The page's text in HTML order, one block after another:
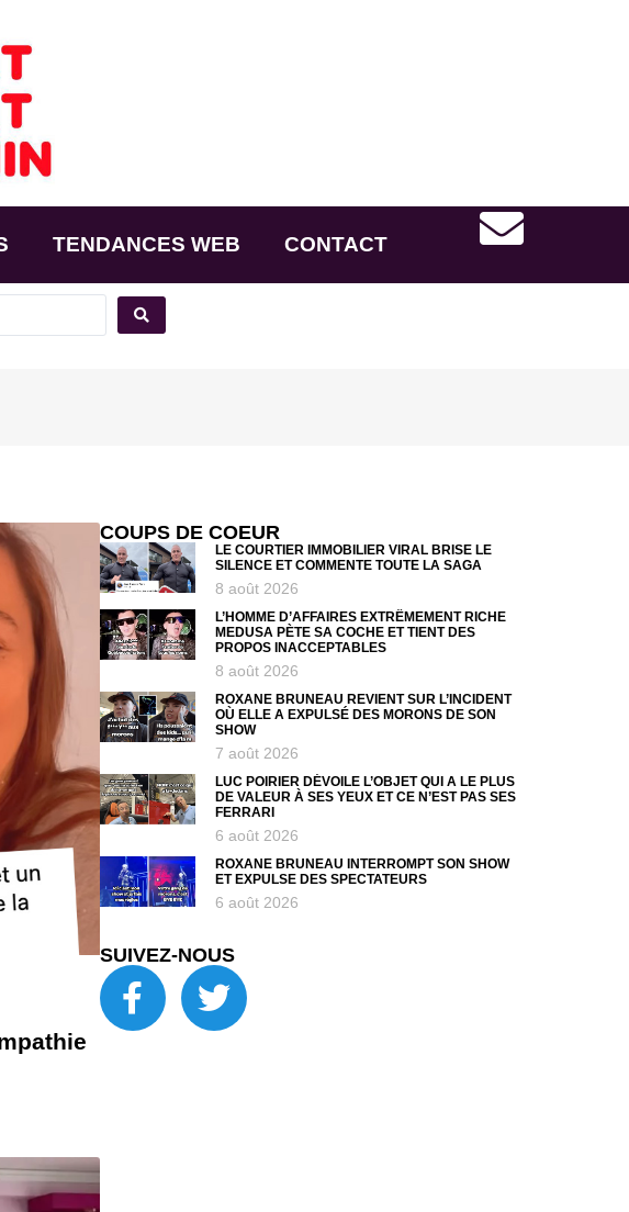
TENDANCES WEB CONTACT
COUPS DE COEUR
LE COURTIER IMMOBILIER VIRAL BRISE LE
SILENCE ET COMMENTE TOUTE LA SAGA
8 août 2026
L’HOMME D’AFFAIRES EXTRÊMEMENT RICHE
MEDUSA PÈTE SA COCHE ET TIENT DES
PROPOS INACCEPTABLES
8 août 2026
ROXANE BRUNEAU REVIENT SUR L’INCIDENT
OÙ ELLE A EXPULSÉ DES MORONS DE SON
SHOW
7 août 2026
LUC POIRIER DÉVOILE L’OBJET QUI A LE PLUS
DE VALEUR À SES YEUX ET CE N’EST PAS SES
FERRARI
6 août 2026
ROXANE BRUNEAU INTERROMPT SON SHOW
ET EXPULSE DES SPECTATEURS
6 août 2026
SUIVEZ-NOUS